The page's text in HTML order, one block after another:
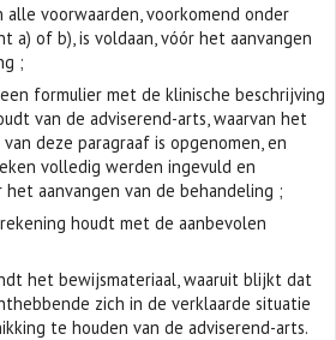
alle voorwaarden, voorkomend onder
a) of b), is voldaan, vóór het aanvangen
;
formulier met de klinische beschrijving
van de adviserend-arts, waarvan het
deze paragraaf is opgenomen, en
volledig werden ingevuld en
aanvangen van de behandeling ;
houdt met de aanbevolen
het bewijsmateriaal, waaruit blijkt dat
zich in de verklaarde situatie
te houden van de adviserend-arts.